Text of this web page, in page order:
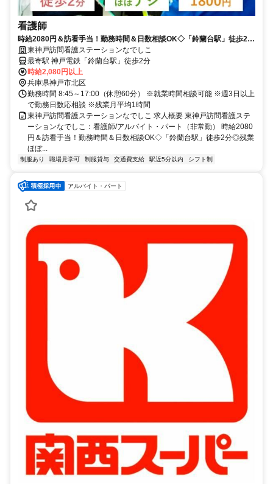
看護師
時給2080円＆訪看手当！勤務時間＆日数相談OK◇「鈴蘭台駅」徒歩2分
◎残業ほぼなし＆終業17:00♪【神戸市北区・鈴蘭台駅・訪問看護・看護
師・非常勤】
東神戸訪問看護ステーションなでしこ
最寄駅 神戸電鉄「鈴蘭台駅」徒歩2分
時給2,080円以上
兵庫県神戸市北区
勤務時間 8:45～17:00（休憩60分） ※就業時間相談可能 ※週3日以上
で勤務日数応相談 ※残業月平均1時間
東神戸訪問看護ステーションなでしこ 求人概要 東神戸訪問看護ステ
ーションなでしこ：看護師/アルバイト・パート（非常勤） 時給2080
円＆訪看手当！勤務時間＆日数相談OK◇「鈴蘭台駅」徒歩2分◎残業
ほぼ...
制服あり 職場見学可 制服貸与 交通費支給 駅近5分以内 シフト制
アルバイト・パート